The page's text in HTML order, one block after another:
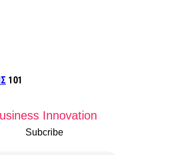
101
Innovation
Subcribe